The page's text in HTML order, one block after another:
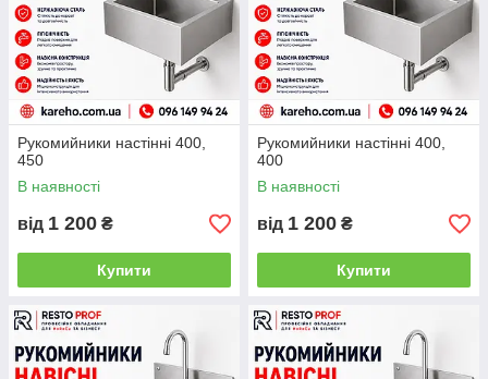
Рукомийники настінні 400,
450
В наявності
від 1 200 ₴
Купити
Рукомийники настінні 400,
400
В наявності
від 1 200 ₴
Купити